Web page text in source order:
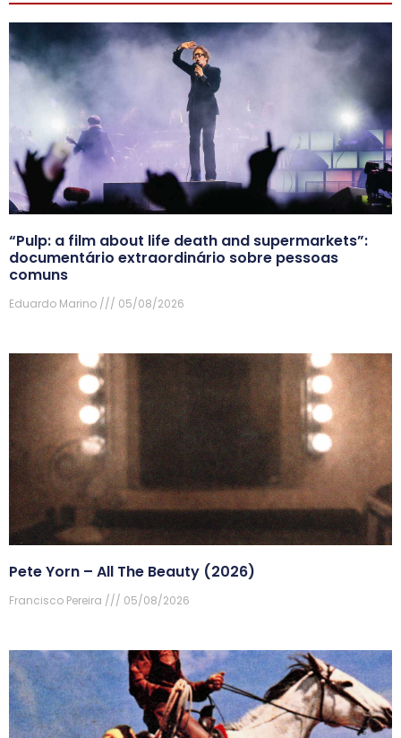
“Pulp: a film about life death and supermarkets”:
documentário extraordinário sobre pessoas
comuns
Eduardo Marino 05/08/2026
Pete Yorn – All The Beauty (2026)
Francisco Pereira 05/08/2026